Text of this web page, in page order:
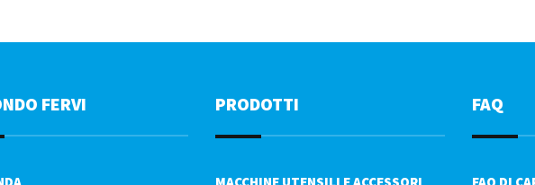
FERVI PRODOTTI FAQ